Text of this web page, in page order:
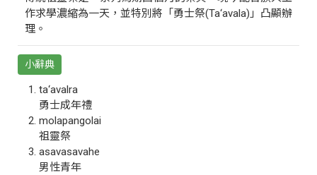
作求學濃縮為一天，並特別將「勇士祭(Ta‘avala)」凸顯辦
理。
小辭典
ta‘avalra
勇士成年禮
molapangolai
祖靈祭
asavasavahe
男性青年